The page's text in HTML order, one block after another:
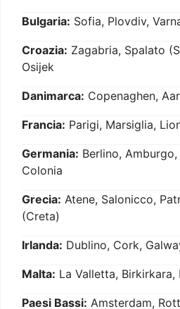
Bulgaria: Sofia, Plovdiv,
Croazia: Zagabria, Spalato
Osijek
Danimarca: Copenaghen,
Francia: Parigi, Marsiglia,
Germania: Berlino,
Colonia
Grecia: Atene, Salonicco,
(Creta)
Irlanda: Dublino, Cork,
Malta: La Valletta, Birkirkara,
Paesi Bassi: Amsterdam,